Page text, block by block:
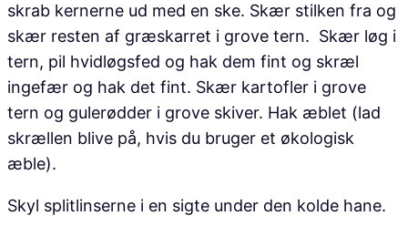
skrab kernerne ud med en ske. Skær stilken fra og
skær resten af græskarret i grove tern. Skær løg i
tern, pil hvidløgsfed og hak dem fint og skræl
ingefær og hak det fint. Skær kartofler i grove
tern og gulerødder i grove skiver. Hak æblet (lad
skrællen blive på, hvis du bruger et økologisk
æble).
Skyl splitlinserne i en sigte under den kolde hane.